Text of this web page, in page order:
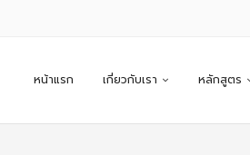
หน้าแรก เกี่ยวกับเรา หลักสูตร